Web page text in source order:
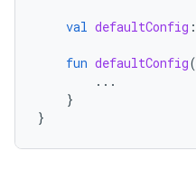
val defaultConfig :
fun defaultConfig(
...
}
}